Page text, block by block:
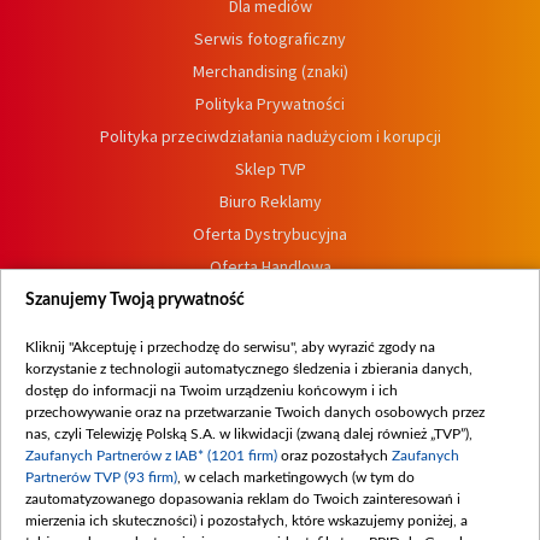
Dla mediów
Serwis fotograficzny
Merchandising (znaki)
Polityka Prywatności
Polityka przeciwdziałania nadużyciom i korupcji
Sklep TVP
Biuro Reklamy
Oferta Dystrybucyjna
Oferta Handlowa
Dostępność
Procedura zgłoszeń wewnętrznych
Szanujemy Twoją prywatność
Kliknij "Akceptuję i przechodzę do serwisu", aby wyrazić zgody na
korzystanie z technologii automatycznego śledzenia i zbierania danych,
dostęp do informacji na Twoim urządzeniu końcowym i ich
przechowywanie oraz na przetwarzanie Twoich danych osobowych przez
nas, czyli Telewizję Polską S.A. w likwidacji (zwaną dalej również „TVP”),
Zaufanych Partnerów z IAB* (1201 firm) oraz pozostałych Zaufanych
Partnerów TVP (93 firm) , w celach marketingowych (w tym do
zautomatyzowanego dopasowania reklam do Twoich zainteresowań i
mierzenia ich skuteczności) i pozostałych, które wskazujemy poniżej, a